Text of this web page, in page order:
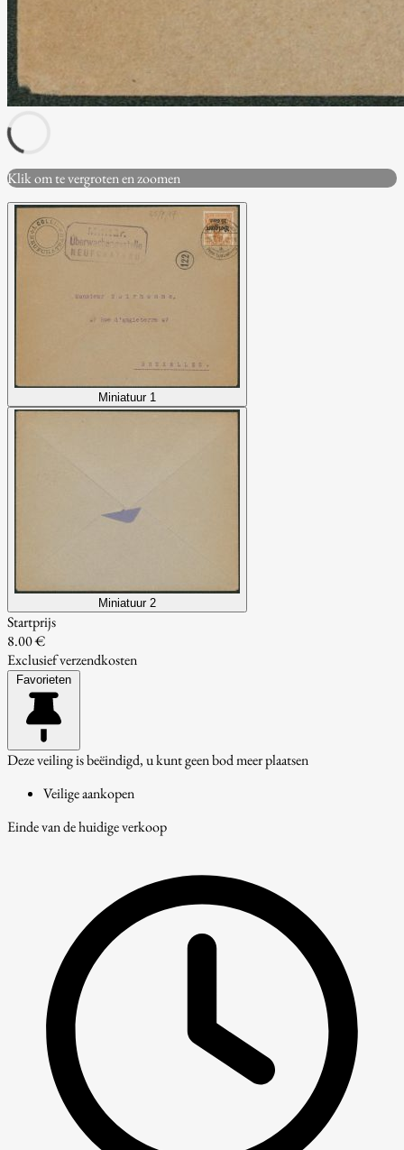
Klik om te vergroten en zoomen
Miniatuur 1
Miniatuur 2
Startprijs
8.00 €
Exclusief verzendkosten
Favorieten
Deze veiling is beëindigd, u kunt geen bod meer plaatsen
Veilige aankopen
Einde van de huidige verkoop